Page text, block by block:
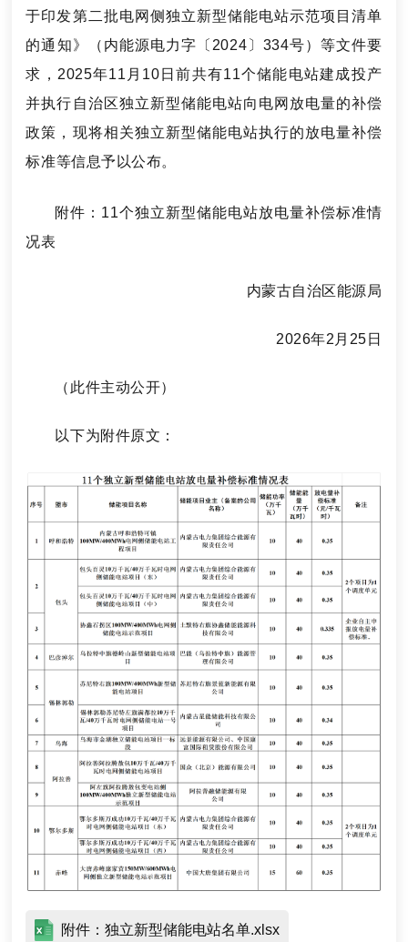
于印发第二批电网侧独立新型储能电站示范项目清单
的通知》（内能源电力字〔2024〕334号）等文件要
求，2025年11月10日前共有11个储能电站建成投产
并执行自治区独立新型储能电站向电网放电量的补偿
政策，现将相关独立新型储能电站执行的放电量补偿
标准等信息予以公布。
附件：11个独立新型储能电站放电量补偿标准情
况表
内蒙古自治区能源局
2026年2月25日
（此件主动公开）
以下为附件原文：
附件：独立新型储能电站名单.xlsx